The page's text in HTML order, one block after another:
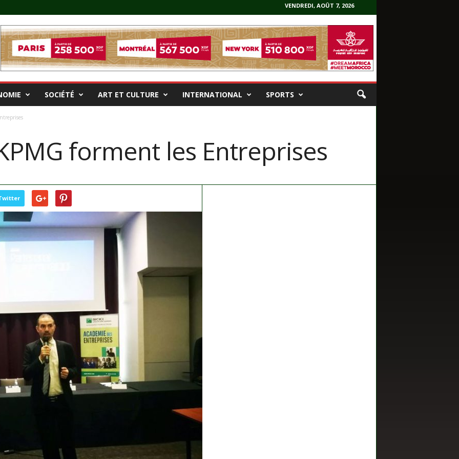
VENDREDI, AOÛT 7, 2026
SOCIÉTÉ ART ET CULTURE INTERNATIONAL SPORTS
forment les Entreprises